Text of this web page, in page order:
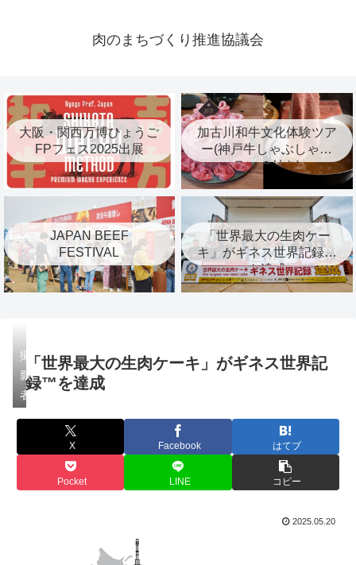
肉のまちづくり推進協議会
大阪・関西万博ひょうご
FPフェス2025出展
加古川和牛文化体験ツア
ー(神戸牛しゃぶしゃぶ
ランチ付き)
JAPAN BEEF
FESTIVAL
「世界最大の生肉ケー
キ」がギネス世界記録™︎
を達成
「世界最大の生肉ケーキ」がギネス世界記
録™︎を達成
撮
影
者
X Facebook はてブ
Pocket LINE コピー
2025.05.20